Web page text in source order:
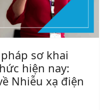
sơ khai
hiện nay:
Nhiễu xạ điện